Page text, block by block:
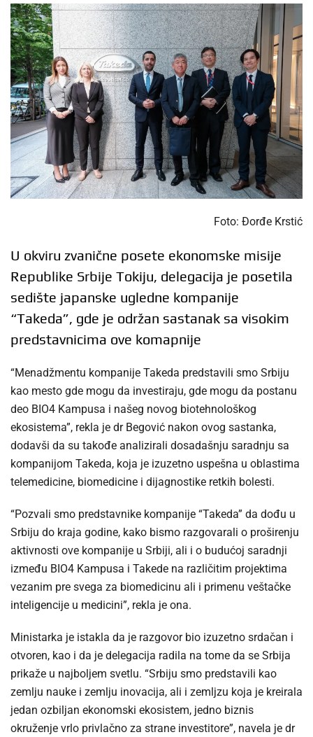
Foto: Đorđe Krstić
U okviru zvanične posete ekonomske misije
Republike Srbije Tokiju, delegacija je posetila
sedište japanske ugledne kompanije
“Takeda”, gde je održan sastanak sa visokim
predstavnicima ove komapnije
“Menadžmentu kompanije Takeda predstavili smo Srbiju
kao mesto gde mogu da investiraju, gde mogu da postanu
deo BIO4 Kampusa i našeg novog biotehnološkog
ekosistema”, rekla je dr Begović nakon ovog sastanka,
dodavši da su takođe analizirali dosadašnju saradnju sa
kompanijom Takeda, koja je izuzetno uspešna u oblastima
telemedicine, biomedicine i dijagnostike retkih bolesti.
“Pozvali smo predstavnike kompanije “Takeda” da dođu u
Srbiju do kraja godine, kako bismo razgovarali o proširenju
aktivnosti ove kompanije u Srbiji, ali i o budućoj saradnji
između BIO4 Kampusa i Takede na različitim projektima
vezanim pre svega za biomedicinu ali i primenu veštačke
inteligencije u medicini”, rekla je ona.
Ministarka je istakla da je razgovor bio izuzetno srdačan i
otvoren, kao i da je delegacija radila na tome da se Srbija
prikaže u najboljem svetlu. “Srbiju smo predstavili kao
zemlju nauke i zemlju inovacija, ali i zemljzu koja je kreirala
jedan ozbiljan ekonomski ekosistem, jedno biznis
okruženje vrlo privlačno za strane investitore”, navela je dr